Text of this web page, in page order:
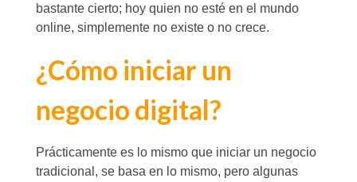
bastante cierto; hoy quien no esté en el mundo
online, simplemente no existe o no crece.
¿Cómo iniciar un
negocio digital?
Prácticamente es lo mismo que iniciar un negocio
tradicional, se basa en lo mismo, pero algunas